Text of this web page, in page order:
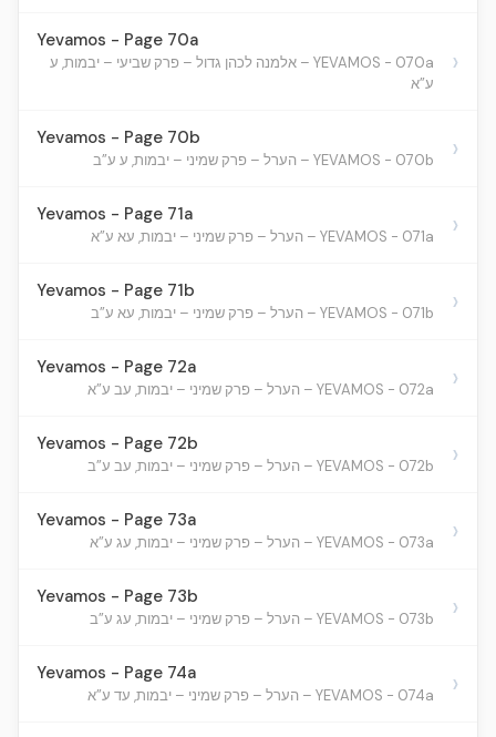
Yevamos - Page 70a
YEVAMOS - 070a – אלמנה לכהן גדול – פרק שביעי – יבמות, ע
ע”א
›
Yevamos - Page 70b
YEVAMOS - 070b – הערל – פרק שמיני – יבמות, ע ע”ב ›
Yevamos - Page 71a
YEVAMOS - 071a – הערל – פרק שמיני – יבמות, עא ע”א ›
Yevamos - Page 71b
YEVAMOS - 071b – הערל – פרק שמיני – יבמות, עא ע”ב ›
Yevamos - Page 72a
YEVAMOS - 072a – הערל – פרק שמיני – יבמות, עב ע”א ›
Yevamos - Page 72b
YEVAMOS - 072b – הערל – פרק שמיני – יבמות, עב ע”ב ›
Yevamos - Page 73a
YEVAMOS - 073a – הערל – פרק שמיני – יבמות, עג ע”א ›
Yevamos - Page 73b
YEVAMOS - 073b – הערל – פרק שמיני – יבמות, עג ע”ב ›
Yevamos - Page 74a
YEVAMOS - 074a – הערל – פרק שמיני – יבמות, עד ע”א ›